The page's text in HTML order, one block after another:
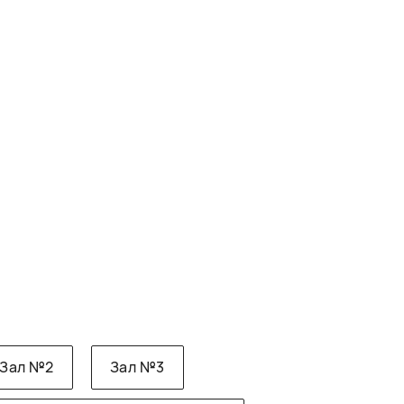
Зал №2 Зал №3